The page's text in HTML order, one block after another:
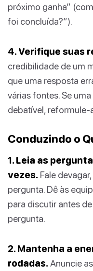
próximo ganha”
foi concluída?”).
4. Verifique suas
credibilidade de um
que uma resposta
várias fontes. Se
debatível, reformule-
Conduzindo o
1. Leia as
vezes. Fale
pergunta. Dê às
para discutir antes
pergunta.
2. Mantenha a
rodadas. Anuncie